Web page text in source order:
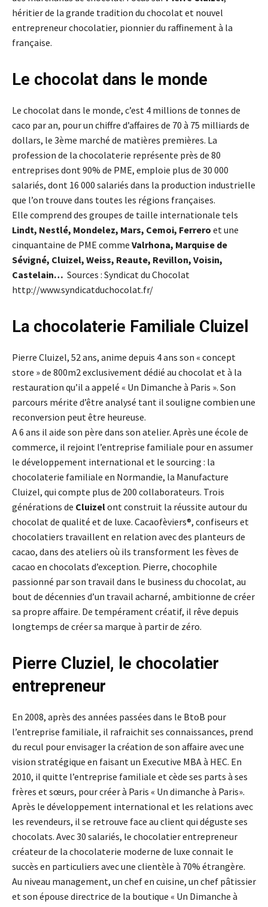
héritier de la grande tradition du chocolat et nouvel
entrepreneur chocolatier, pionnier du raffinement à la
française.
Le chocolat dans le monde
Le chocolat dans le monde, c’est 4 millions de tonnes de
caco par an, pour un chiffre d’affaires de 70 à 75 milliards de
dollars, le 3ème marché de matières premières. La
profession de la chocolaterie représente près de 80
entreprises dont 90% de PME, emploie plus de 30 000
salariés, dont 16 000 salariés dans la production industrielle
que l’on trouve dans toutes les régions françaises.
Elle comprend des groupes de taille internationale tels
Lindt, Nestlé, Mondelez, Mars, Cemoi, Ferrero et une
cinquantaine de PME comme Valrhona, Marquise de
Sévigné, Cluizel, Weiss, Reaute, Revillon, Voisin,
Castelain… Sources : Syndicat du Chocolat
http://www.syndicatduchocolat.fr/
La chocolaterie Familiale Cluizel
Pierre Cluizel, 52 ans, anime depuis 4 ans son « concept
store » de 800m2 exclusivement dédié au chocolat et à la
restauration qu’il a appelé « Un Dimanche à Paris ». Son
parcours mérite d’être analysé tant il souligne combien une
reconversion peut être heureuse.
A 6 ans il aide son père dans son atelier. Après une école de
commerce, il rejoint l’entreprise familiale pour en assumer
le développement international et le sourcing : la
chocolaterie familiale en Normandie, la Manufacture
Cluizel, qui compte plus de 200 collaborateurs. Trois
générations de Cluizelont construit la réussite autour du
chocolat de qualité et de luxe. Cacaofèviers®, confiseurs et
chocolatiers travaillent en relation avec des planteurs de
cacao, dans des ateliers où ils transforment les fèves de
cacao en chocolats d’exception. Pierre, chocophile
passionné par son travail dans le business du chocolat, au
bout de décennies d’un travail acharné, ambitionne de créer
sa propre affaire. De tempérament créatif, il rêve depuis
longtemps de créer sa marque à partir de zéro.
Pierre Cluziel, le chocolatier
entrepreneur
En 2008, après des années passées dans le BtoB pour
l’entreprise familiale, il rafraichit ses connaissances, prend
du recul pour envisager la création de son affaire avec une
vision stratégique en faisant un Executive MBA à HEC. En
2010, il quitte l’entreprise familiale et cède ses parts à ses
frères et sœurs, pour créer à Paris « Un dimanche à Paris».
Après le développement international et les relations avec
les revendeurs, il se retrouve face au client qui déguste ses
chocolats. Avec 30 salariés, le chocolatier entrepreneur
créateur de la chocolaterie moderne de luxe connait le
succès en particuliers avec une clientèle à 70% étrangère.
Au niveau management, un chef en cuisine, un chef pâtissier
et son épouse directrice de la boutique « Un Dimanche à